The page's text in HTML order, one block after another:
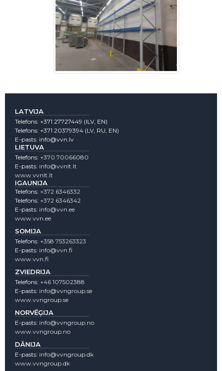
LATVIJA
Telefons: +371 27727449 (lLV, EN)
Telefons: +371 20379394 (LV, RU, EN)
E-pasts: info@vvn.lv
LIETUVA
Telefons: +370 70066080
E-pasts: info@vvnlt.lt
www.vvnlt.lt
IGAUNIJA
Telefons: +372 6346332
Telefons: +372 6346342
E-pasts: info@vvn.ee
www.vvn.ee
SOMIJA
Telefons: +358 753263323
E-pasts: info@vvn.fi
www.vvn.fi
ZVIEDRIJA
Telefons: +46 107502388
E-pasts: info@vvngroup.se
www.vvngroup.se
NORVĒĢIJA
E-pasts: info@vvngroup.no
www.vvngroup.no
DĀNIJA
E-pasts: info@vvngroup.dk
www.vvngroup.dk